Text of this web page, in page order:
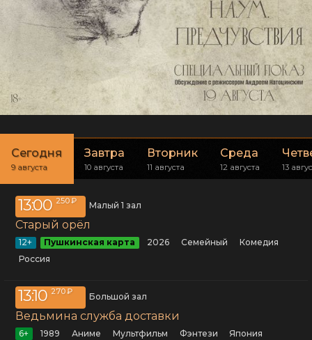
Сегодня
9 августа
Завтра
10 августа
Вторник
11 августа
Среда
12 августа 13
13:00 250 ₽ Малый 1 зал
Старый орёл
12+ Пушкинская карта 2026 семейный
комедия
Россия
13:10 270 ₽ Большой зал
Ведьмина служба доставки
6+ 1989 аниме мультфильм фэнтези Япония